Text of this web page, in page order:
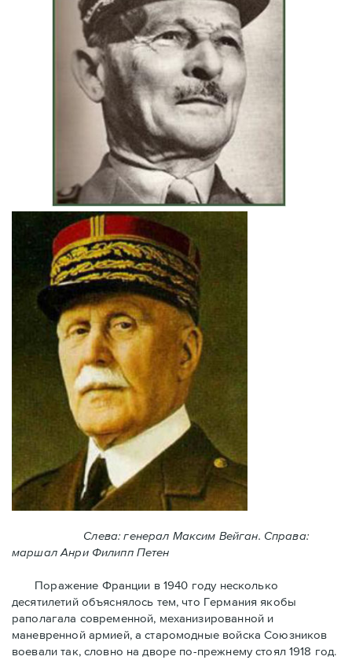
Слева: генерал Максим Вейган. Справа:
маршал Анри Филипп Петен
Поражение Франции в 1940 году несколько
десятилетий объяснялось тем, что Германия якобы
раполагала современной, механизированной и
маневренной армией, а старомодные войска Союзников
воевали так, словно на дворе по-прежнему стоял 1918 год.